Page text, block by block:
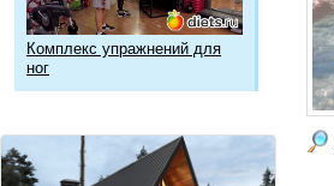
Комплекс упражнений для
ног